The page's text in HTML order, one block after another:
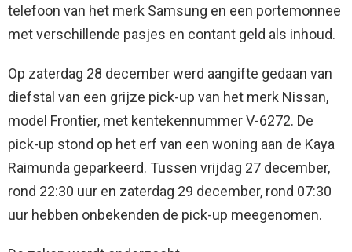
telefoon van het merk Samsung en een portemonnee
met verschillende pasjes en contant geld als inhoud.
Op zaterdag 28 december werd aangifte gedaan van
diefstal van een grijze pick-up van het merk Nissan,
model Frontier, met kentekennummer V-6272. De
pick-up stond op het erf van een woning aan de Kaya
Raimunda geparkeerd. Tussen vrijdag 27 december,
rond 22:30 uur en zaterdag 29 december, rond 07:30
uur hebben onbekenden de pick-up meegenomen.